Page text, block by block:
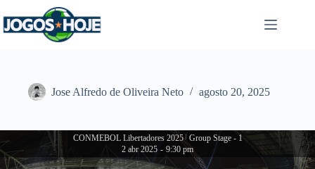
para
o
Jose Alfredo de Oliveira Neto agosto 20, 2025
CONMEBOL Libertadores 2025
Group Stage - 1
2 abr 2025 - 9:30 pm